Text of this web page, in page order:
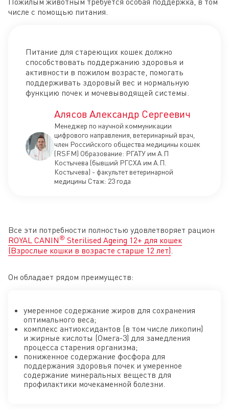
числе с помощью питания.
Питание для стареющих кошек должно
способствовать поддержанию здоровья и
активности в пожилом возрасте, помогать
поддерживать здоровый вес и нормальную
функцию почек и мочевыводящей системы.
Алясов Александр Сергеевич
Менеджер по научной коммуникации
цифрового направления, ветеринарный врач,
член Российского общества медицины кошек
(RSFM) Образование: РГАТУ им А.П
Костычева (бывший РГСХА им А.П.
Костычева) - факультет ветеринарной
медицины Стаж: 23 года
Все эти потребности полностью удовлетворяет рацион
ROYAL CANIN ® Sterilised Ageing 12+ для кошек
(Взрослые кошки в возрасте старше 12 лет).
Он обладает рядом преимуществ:
умеренное содержание жиров для сохранения
оптимального веса;
комплекс антиоксидантов (в том числе ликопин)
и жирные кислоты (Омега-3) для замедления
процесса старения организма;
пониженное содержание фосфора для
поддержания здоровья почек и умеренное
содержание минеральных веществ для
профилактики мочекаменной болезни.